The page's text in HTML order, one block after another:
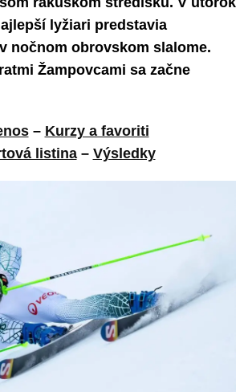
lyžiari predstavia
nočnom obrovskom slalome.
Žampovcami sa začne
– Kurzy a favoriti
listina– Výsledky